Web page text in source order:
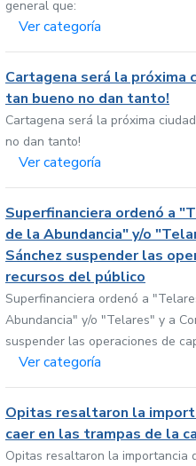
general que:
Ver categoría
Cartagena será la próxima
tan bueno no dan tanto!
Cartagena será la próxima
no dan tanto!
Ver categoría
Superfinanciera ordenó a
de la Abundancia" y/o
Sánchez suspender las
recursos del público
Superfinanciera ordenó a
Abundancia" y/o "Telares" y a
suspender las operaciones de
Ver categoría
Opitas resaltaron la
caer en las trampas de la
Opitas resaltaron la importancia